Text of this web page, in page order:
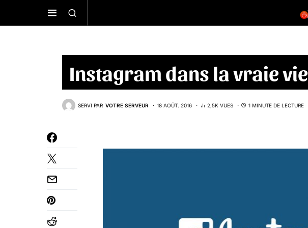
Instagram dans la vraie vie
SERVI PAR VOTRE SERVEUR 18 AOÛT. 2016 2,5K VUES 1 MINUTE DE LECTURE